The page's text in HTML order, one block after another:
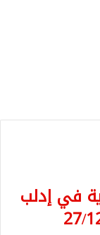
في إدلب